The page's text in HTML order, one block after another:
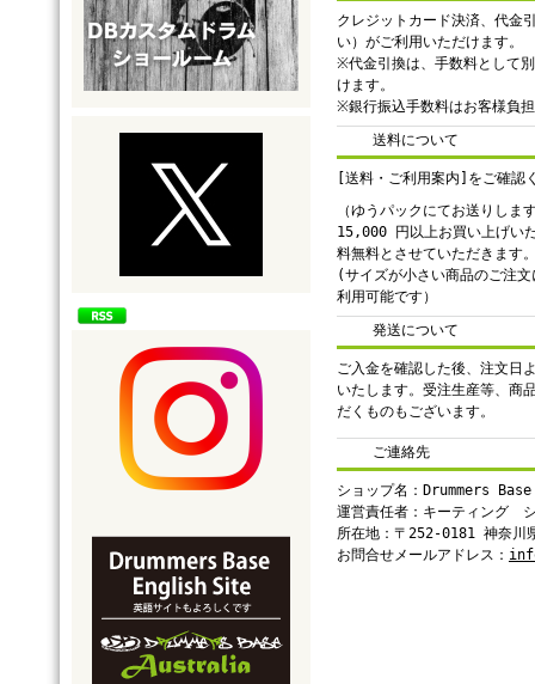
クレジットカード決済、代金
い）がご利用いただけます。
※代金引換は、手数料として
けます。
※銀行振込手数料はお客様負
送料について
[送料・ご利用案内]をご確認
（ゆうパックにてお送りしま
15,000 円以上お買い上げい
料無料とさせていただきます
(サイズが小さい商品のご注
利用可能です）
発送について
ご入金を確認した後、注文日
いたします。受注生産等、商
だくものもございます。
ご連絡先
ショップ名：Drummers Base
運営責任者：キーティング
所在地：〒252-0181 神奈川
お問合せメールアドレス：